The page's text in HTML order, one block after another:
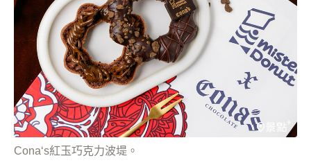
Cona‘s紅玉巧克力波堤。